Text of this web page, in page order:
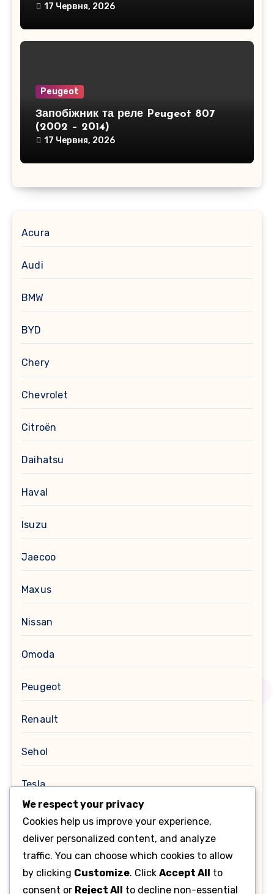
17 Червня, 2026
Peugeot
Запобіжник та реле Peugeot 807
(2002 – 2014)
17 Червня, 2026
Acura
Audi
BMW
BYD
Chery
Chevrolet
Citroën
Daihatsu
Haval
Isuzu
Jaecoo
Maxus
Nissan
Omoda
Peugeot
Renault
Sehol
Tesla
Toyota
Помилки OBD
Таnk
We respect your privacy
Cookies help us improve your experience,
deliver personalized content, and analyze
traffic. You can choose which cookies to allow
by clicking Customize. Click Accept All to
consent or Reject All to decline non-essential